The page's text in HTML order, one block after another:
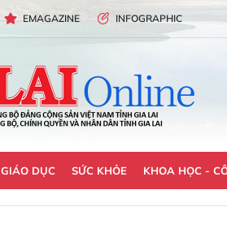
EMAGAZINE INFOGRAPHIC
GIÁO DỤC SỨC KHỎE KHOA HỌC -